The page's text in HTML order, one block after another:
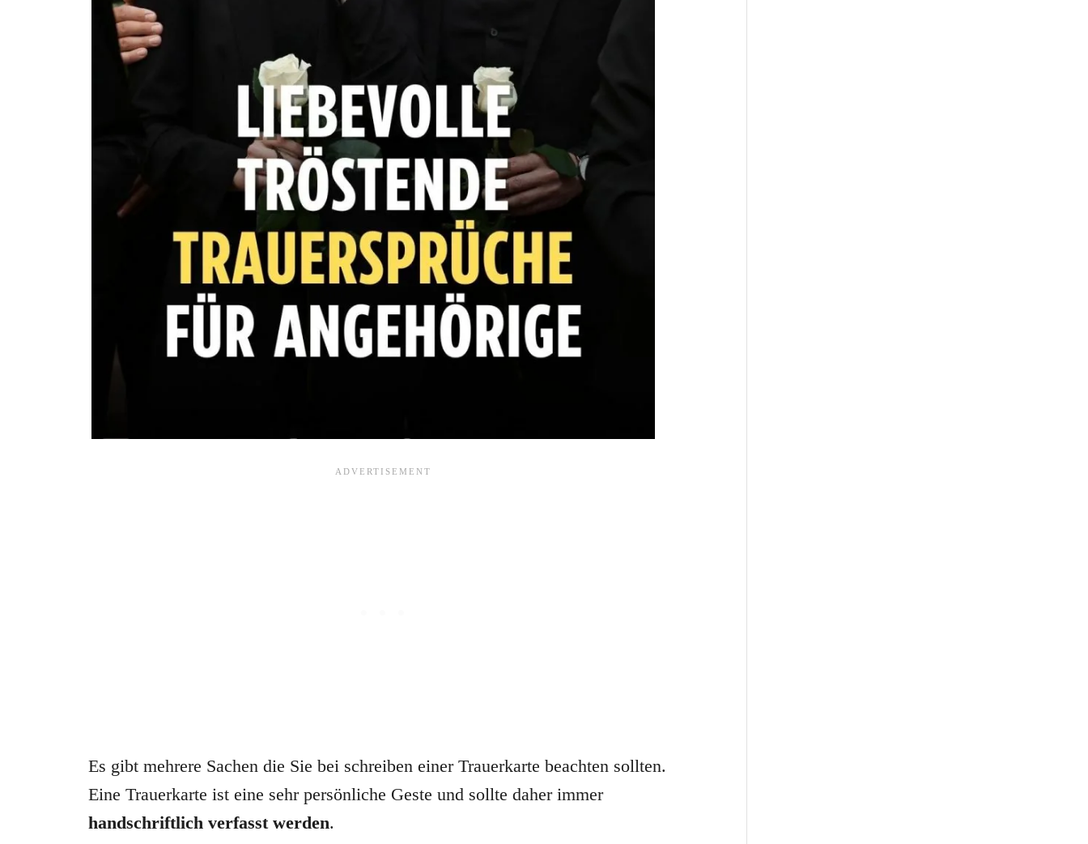
Es gibt mehrere Sachen die Sie bei schreiben einer Trauerkarte beachten sollten.
Eine Trauerkarte ist eine sehr persönliche Geste und sollte daher immer
handschriftlich verfasst werden.